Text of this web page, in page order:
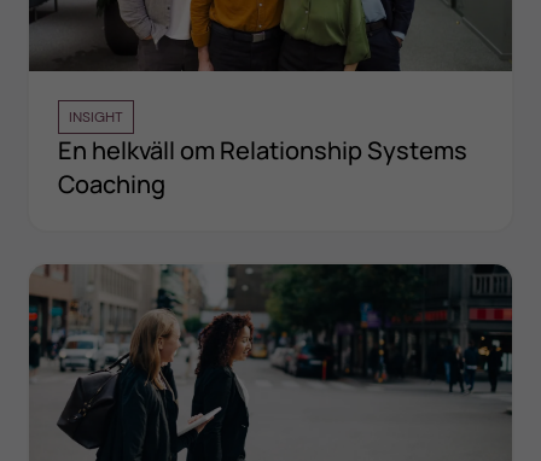
INSIGHT
En helkväll om Relationship Systems
Coaching